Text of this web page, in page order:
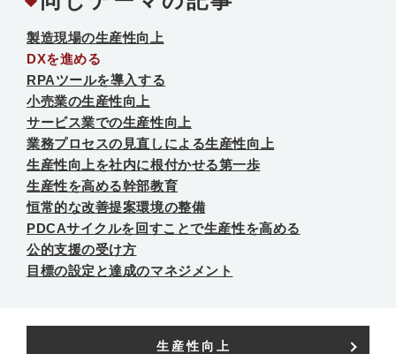
製造現場の生産性向上
DXを進める
RPAツールを導入する
小売業の生産性向上
サービス業での生産性向上
業務プロセスの見直しによる生産性向上
生産性向上を社内に根付かせる第一歩
生産性を高める幹部教育
恒常的な改善提案環境の整備
PDCAサイクルを回すことで生産性を高める
公的支援の受け方
目標の設定と達成のマネジメント
生産性向上​